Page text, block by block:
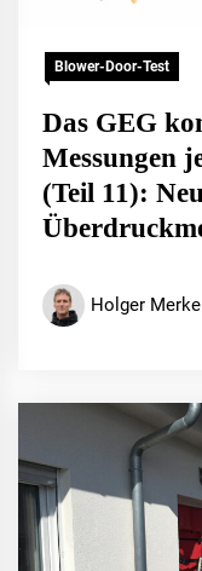
Blower-Door-Test
Das GEG
Messungen
(Teil 11):
Holger Merkel